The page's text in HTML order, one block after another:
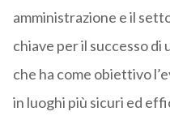
amministrazione e il
chiave per il successo
che ha come obiettivo
in luoghi più sicuri ed